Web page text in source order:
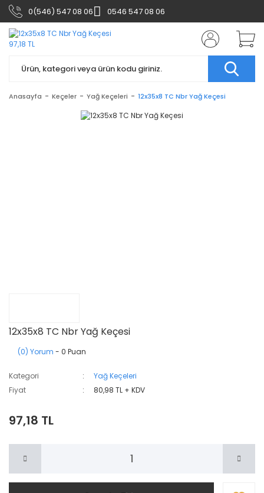
0(546) 547 08 06 0546 547 08 06
Anasayfa Keçeler Yağ Keçeleri 12x35x8 TC Nbr Yağ Keçesi
12x35x8 TC Nbr Yağ Keçesi
(0) Yorum - 0 Puan
Kategori
Yağ Keçeleri
Fiyat
80,98 TL + KDV
97,18 TL